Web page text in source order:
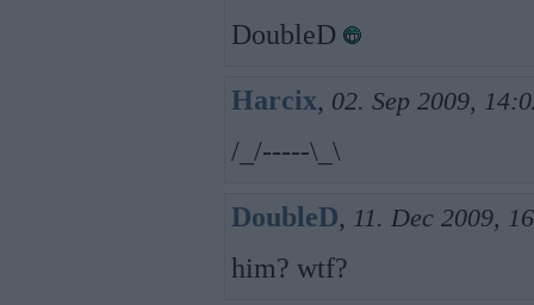
DoubleD
Harcix, 02. Sep 2009,
/_/-----\_\
DoubleD, 11. Dec 2009,
him? wtf?